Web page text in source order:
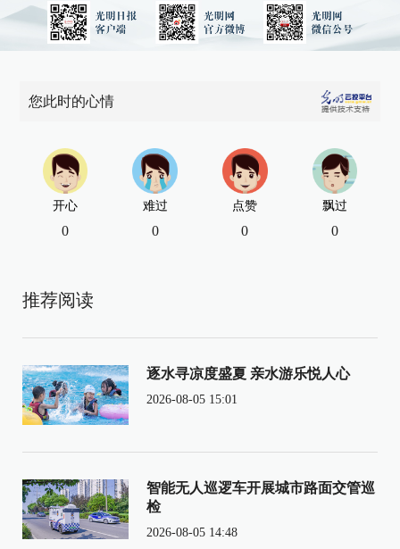
您此时的心情
开心
0
难过
0
点赞
0
飘过
0
推荐阅读
逐水寻凉度盛夏 亲水游乐悦人心
2026-08-05 15:01
智能无人巡逻车开展城市路面交管巡
检
2026-08-05 14:48